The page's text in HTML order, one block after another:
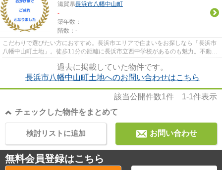
滋賀県長浜市八幡中山町
-
築年数：-
階数：-
こだわりで選びたい方におすすめ。長浜市エリアで住まいをお探しなら「長浜市
八幡中山町土地」。徒歩11分の距離に長浜市立西中学校があるのも魅力。不動産
過去に掲載していた物件です。
長浜市八幡中山町土地へのお問い合わせはこちら
該当公開件数1件 1-1件表示
チェックした物件をまとめて
お問い合わせ
検討リストに追加
無料会員登録はこちら